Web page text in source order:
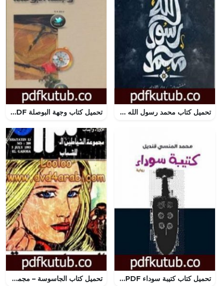
تحميل كتاب محمد رسول الله PDF تأليف د. نبيل حميدة مجانا [كامل] تحميل كتاب وجهة البوصلة PDF تأليف نورة الغامدي مجانا [كامل]
تحميل كتاب كتيبة سوداء PDF تأليف محمد المنسي قنديل مجانا [كامل] تحميل كتاب الجاسوسة – مجموعة الشياطين ال 13 PDF تأليف محمود سالم مجانا [كامل]